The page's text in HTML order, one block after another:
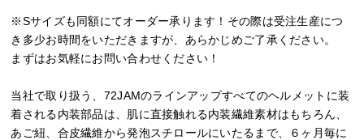
※Sサイズも同額にてオーダー承ります！その際は受注生産につ
き多少お時間をいただきますが、あらかじめご了承ください。
まずはお気軽にお問い合わせください！
当社で取り扱う、72JAMのラインアップすべてのヘルメットに装
着される内装部品は、肌に直接触れる内装繊維素材はもちろん、
あご紐、合皮繊維から発泡スチロールにいたるまで、６ヶ月毎に